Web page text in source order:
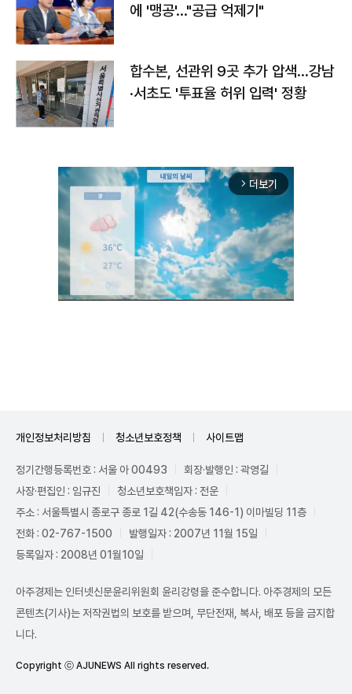
에 '맹공'…"공급 억제기"
합수본, 선관위 9곳 추가 압색…강남
·서초도 '투표율 허위 입력' 정황
arrow_forward_ios 더보기
개인정보처리방침 청소년보호정책 사이트맵
정기간행등록번호 : 서울 아 00493
회장·발행인 : 곽영길
사장·편집인 : 임규진
청소년보호책임자 : 전운
주소 : 서울특별시 종로구 종로 1길 42(수송동 146-1) 이마빌딩 11층
전화 : 02-767-1500
발행일자 : 2007년 11월 15일
등록일자 : 2008년 01월10일
아주경제는 인터넷신문윤리위원회 윤리강령을 준수합니다. 아주경제의 모든
콘텐츠(기사)는 저작권법의 보호를 받으며, 무단전재, 복사, 배포 등을 금지합
니다.
Copyright ⓒ AJUNEWS All rights reserved.